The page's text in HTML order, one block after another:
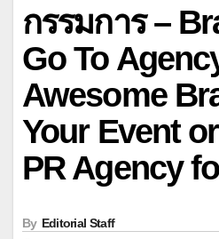
กรรมการ –
Go To
Awesome
Your Event
PR Agency
By Editorial Staff